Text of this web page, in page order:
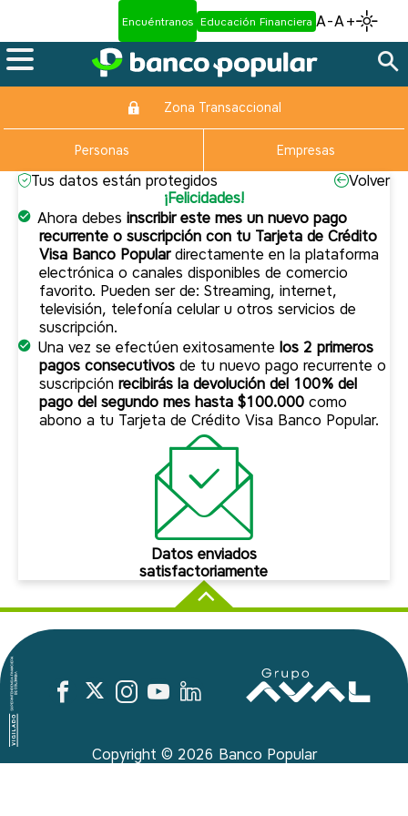
Encuéntranos Educación Financiera A-A+
Zona Transaccional
Personas Empresas
Tus datos están protegidos
Volver
¡Felicidades!
Ahora debesinscribir este mes un nuevo pago
recurrente o suscripción con tu Tarjeta de Crédito
Visa Banco Popular directamente en la plataforma
electrónica o canales disponibles de comercio
favorito. Pueden ser de: Streaming, internet,
televisión, telefonía celular u otros servicios de
suscripción.
Una vez se efectúen exitosamentelos 2 primeros
pagos consecutivos de tu nuevo pago recurrente o
suscripción recibirás la devolución del 100% del
pago del segundo mes hasta $100.000 como
abono a tu Tarjeta de Crédito Visa Banco Popular.
Datos enviados
satisfactoriamente
Copyright © 2026 Banco Popular